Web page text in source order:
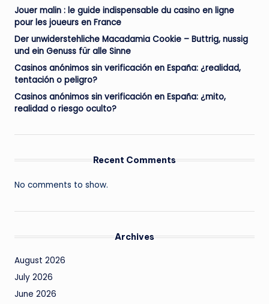
Jouer malin : le guide indispensable du casino en ligne
pour les joueurs en France
Der unwiderstehliche Macadamia Cookie – Buttrig, nussig
und ein Genuss für alle Sinne
Casinos anónimos sin verificación en España: ¿realidad,
tentación o peligro?
Casinos anónimos sin verificación en España: ¿mito,
realidad o riesgo oculto?
Recent Comments
No comments to show.
Archives
August 2026
July 2026
June 2026